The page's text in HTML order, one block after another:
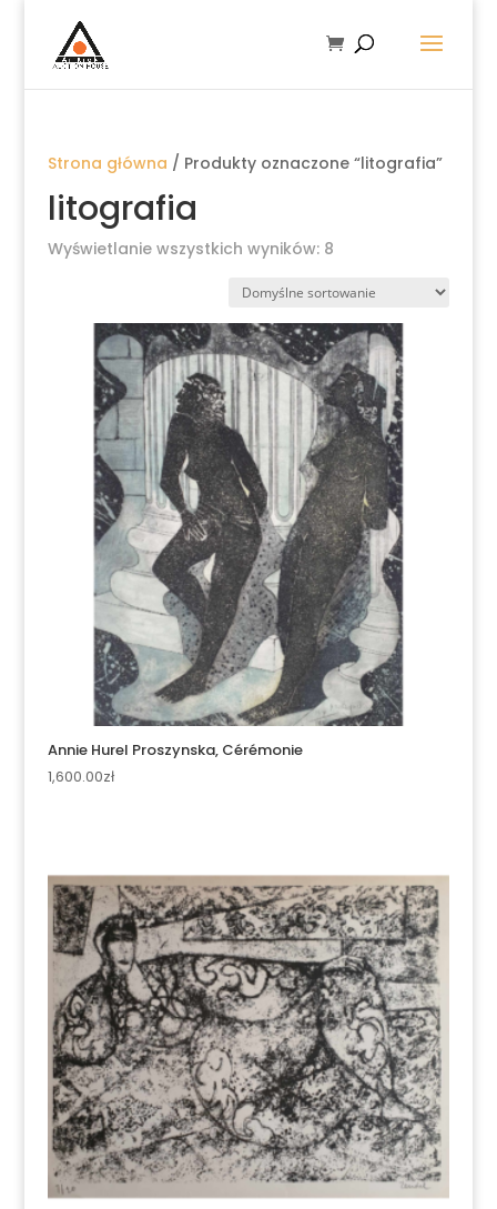
Strona główna / Produkty oznaczone “litografia”
litografia
Wyświetlanie wszystkich wyników: 8
Annie Hurel Proszynska, Cérémonie
1,600.00zł